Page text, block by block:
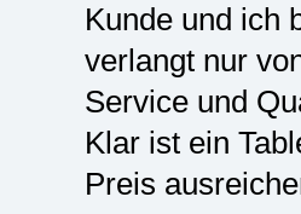
Kunde und ich
verlangt nur
Service und
Klar ist ein
Preis